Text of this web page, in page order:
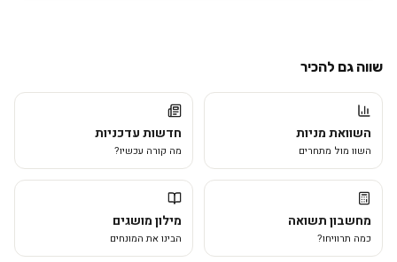
שווה גם להכיר
השוואת מניות
השוו מול מתחרים
חדשות עדכניות
מה קורה עכשיו?
מחשבון תשואה
כמה תרוויחו?
מילון מושגים
הבינו את המונחים